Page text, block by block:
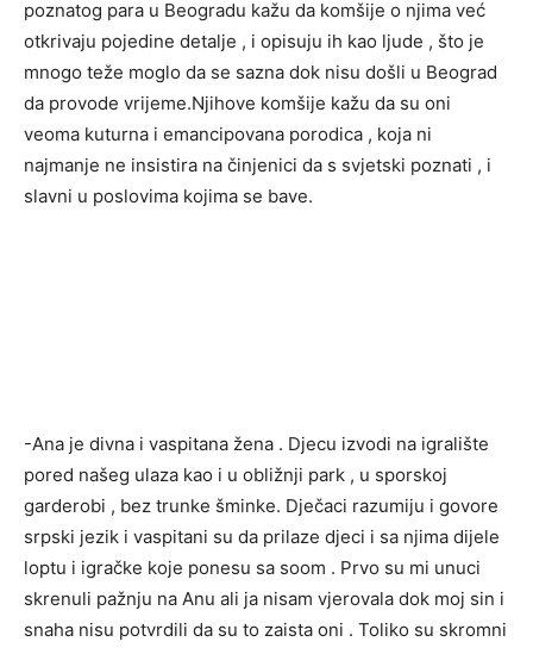
poznatog para u Beogradu kažu da komšije o njima već
otkrivaju pojedine detalje , i opisuju ih kao ljude , što je
mnogo teže moglo da se sazna dok nisu došli u Beograd
da provode vrijeme.Njihove komšije kažu da su oni
veoma kuturna i emancipovana porodica , koja ni
najmanje ne insistira na činjenici da s svjetski poznati , i
slavni u poslovima kojima se bave.
-Ana je divna i vaspitana žena . Djecu izvodi na igralište
pored našeg ulaza kao i u obližnji park , u sporskoj
garderobi , bez trunke šminke. Dječaci razumiju i govore
srpski jezik i vaspitani su da prilaze djeci i sa njima dijele
loptu i igračke koje ponesu sa soom . Prvo su mi unuci
skrenuli pažnju na Anu ali ja nisam vjerovala dok moj sin i
snaha nisu potvrdili da su to zaista oni . Toliko su skromni